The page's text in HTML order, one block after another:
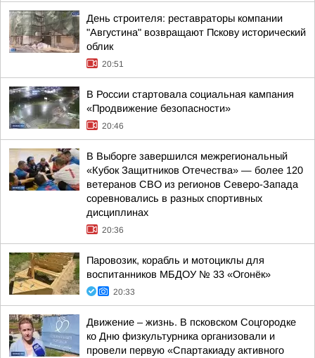
День строителя: реставраторы компании
"Августина" возвращают Пскову исторический
облик
20:51
В России стартовала социальная кампания
«Продвижение безопасности»
20:46
В Выборге завершился межрегиональный
«Кубок Защитников Отечества» — более 120
ветеранов СВО из регионов Северо-Запада
соревновались в разных спортивных
дисциплинах
20:36
Паровозик, корабль и мотоциклы для
воспитанников МБДОУ № 33 «Огонёк»
20:33
Движение – жизнь. В псковском Соцгородке
ко Дню физкультурника организовали и
провели первую «Спартакиаду активного